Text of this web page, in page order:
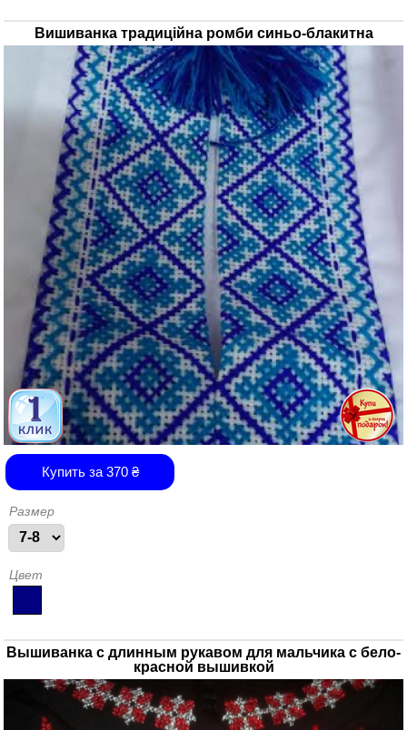
Вишиванка традиційна ромби синьо-блакитна
Купить за 370₴
Размер
Цвет
Вышиванка с длинным рукавом для мальчика с бело-
красной вышивкой